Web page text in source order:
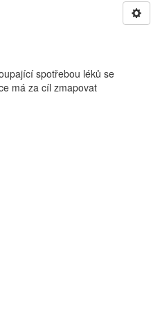
spotřebou léků se
má za cíl zmapovat